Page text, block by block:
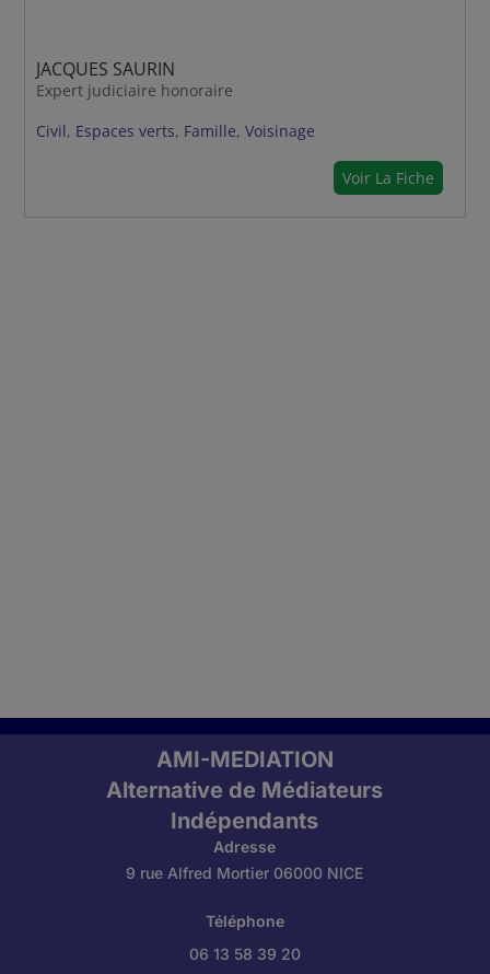
JACQUES SAURIN
Expert judiciaire honoraire
Civil, Espaces verts, Famille,Voisinage
Voir La Fiche
AMI-MEDIATION
Alternative de Médiateurs
Indépendants
Adresse
9 rue Alfred Mortier 06000 NICE
Téléphone
06 13 58 39 20